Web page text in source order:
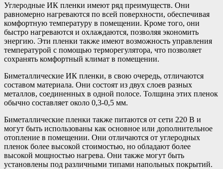
Углеродные ИК пленки имеют ряд преимуществ. Они
равномерно нагреваются по всей поверхности, обеспечивая
комфортную температуру в помещении. Кроме того, они
быстро нагреваются и охлаждаются, позволяя экономить
энергию. Эти пленки также имеют возможность управления
температурой с помощью терморегулятора, что позволяет
сохранять комфортный климат в помещении.
Биметаллические ИК пленки, в свою очередь, отличаются
составом материала. Они состоят из двух слоев разных
металлов, соединенных в одной полосе. Толщина этих пленок
обычно составляет около 0,3-0,5 мм.
Биметаллические пленки также питаются от сети 220 В и
могут быть использованы как основное или дополнительное
отопление в помещении. Они отличаются от углеродных
пленок более высокой стоимостью, но обладают более
высокой мощностью нагрева. Они также могут быть
установлены под различными типами напольных покрытий.